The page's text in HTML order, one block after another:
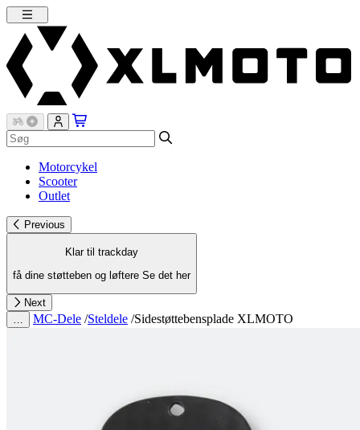
Motorcykel
Scooter
Outlet
Previous
Klar til trackday
få dine støtteben og løftere Se det her
Next
MC-Dele /Steldele /Sidestøttebensplade XLMOTO